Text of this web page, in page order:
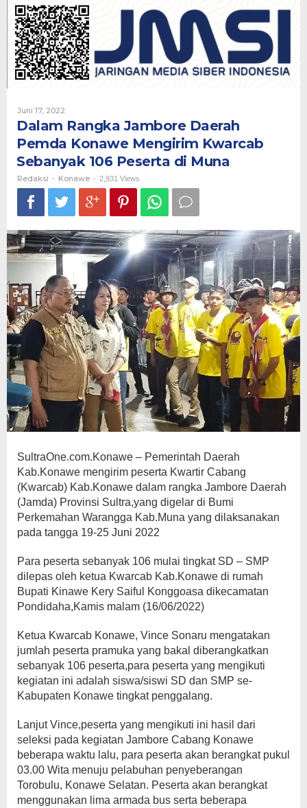
Pemda
Mengirim
Kwarcab
Sebanyak
Juni 17, 2022
Dalam Rangka Jambore Daerah
Pemda Konawe Mengirim Kwarcab
Sebanyak 106 Peserta di Muna
Redaksi - Konawe - 2,931 Views
SultraOne.com.Konawe – Pemerintah Daerah
Kab.Konawe mengirim peserta Kwartir Cabang
(Kwarcab) Kab.Konawe dalam rangka Jambore Daerah
(Jamda) Provinsi Sultra,yang digelar di Bumi
Perkemahan Warangga Kab.Muna yang dilaksanakan
pada tangga 19-25 Juni 2022
Para peserta sebanyak 106 mulai tingkat SD – SMP
dilepas oleh ketua Kwarcab Kab.Konawe di rumah
Bupati Kinawe Kery Saiful Konggoasa dikecamatan
Pondidaha,Kamis malam (16/06/2022)
Ketua Kwarcab Konawe, Vince Sonaru mengatakan
jumlah peserta pramuka yang bakal diberangkatkan
sebanyak 106 peserta,para peserta yang mengikuti
kegiatan ini adalah siswa/siswi SD dan SMP se-
Kabupaten Konawe tingkat penggalang.
Lanjut Vince,peserta yang mengikuti ini hasil dari
seleksi pada kegiatan Jambore Cabang Konawe
beberapa waktu lalu, para peserta akan berangkat pukul
03.00 Wita menuju pelabuhan penyeberangan
Torobulu, Konawe Selatan. Peserta akan berangkat
menggunakan lima armada bus serta beberapa